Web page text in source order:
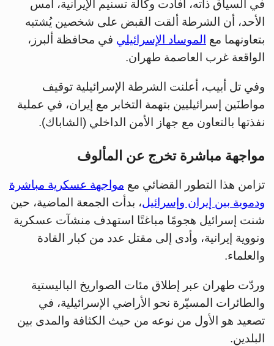
في السياق ذاته، أفادت وكالة تسنيم الإيرانية، أمس
الأحد، أن الشرطة ألقت القبض على شخصين يُشتبه
بتعاونهما مع
الموساد الإسرائيلي في محافظة ألبرز،
الواقعة غرب العاصمة طهران.
وفي تل أبيب، أعلنت الشرطة الإسرائيلية توقيف
مواطنَين إسرائيليين بتهمة التخابر مع إيران، في عملية
نفذتها بالتعاون مع جهاز الأمن الداخلي (الشاباك).
مواجهة مباشرة تخرج عن المألوف
تزامن هذا التطور القضائي مع مواجهة عسكرية مباشرة
ودموية بين إيران وإسرائيل، بدأت الجمعة الماضية، حين
شنت إسرائيل هجومًا مباغتًا استهدف منشآت عسكرية
ونووية إيرانية، وأدى إلى مقتل عدد من كبار القادة
والعلماء.
وردّت طهران عبر إطلاق مئات الصواريخ الباليستية
والطائرات المسيّرة نحو الأراضي الإسرائيلية، في
تصعيد هو الأول من نوعه من حيث الكثافة والمدى بين
البلدين.